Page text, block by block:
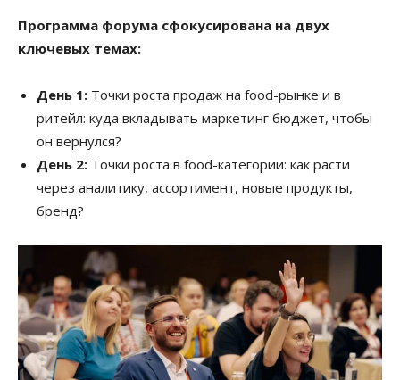
Программа форума сфокусирована на двух
ключевых темах:
День 1: Точки роста продаж на food-рынке и в
ритейл: куда вкладывать маркетинг бюджет, чтобы
он вернулся?
День 2: Точки роста в food-категории: как расти
через аналитику, ассортимент, новые продукты,
бренд?